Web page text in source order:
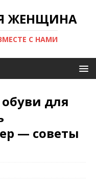
ЖЕНЩИНА
С НАМИ
для
— советы